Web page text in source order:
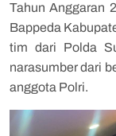
Tahun Anggaran
Bappeda
tim dari Polda
narasumber dari
anggota Polri.